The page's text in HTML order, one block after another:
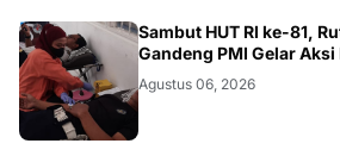
JATIM
Sambut HUT RI ke-81,
Gandeng PMI Gelar
Agustus 06, 2026